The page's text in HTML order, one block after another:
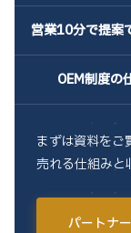
営業10分で提案
OEM制度の
まずは資料をご
売れる仕組みと
パートナ